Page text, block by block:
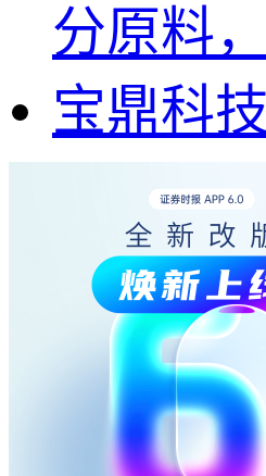
分原料
宝鼎科